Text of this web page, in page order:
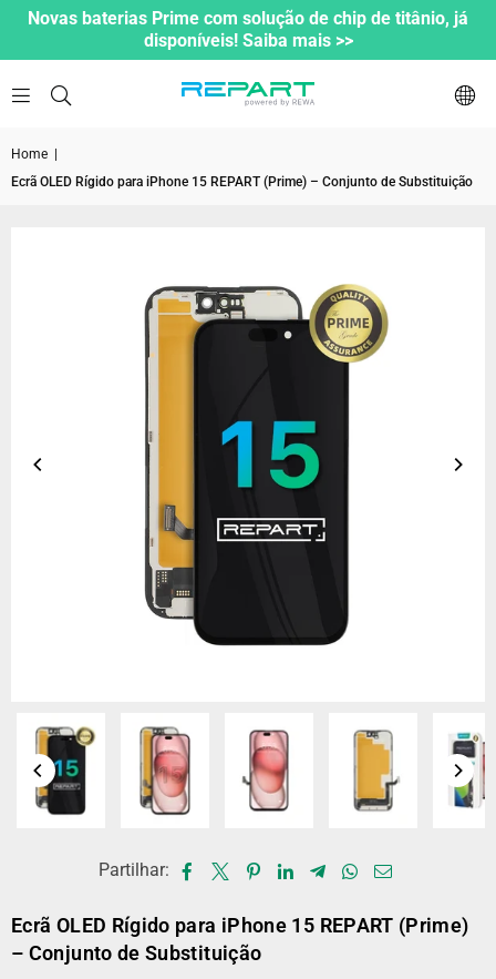
Novas baterias Prime com solução de chip de titânio, já
disponíveis! Saiba mais >>
Home
Ecrã OLED Rígido para iPhone 15 REPART (Prime) – Conjunto de Substituição
Partilhar:
Ecrã OLED Rígido para iPhone 15 REPART (Prime)
– Conjunto de Substituição